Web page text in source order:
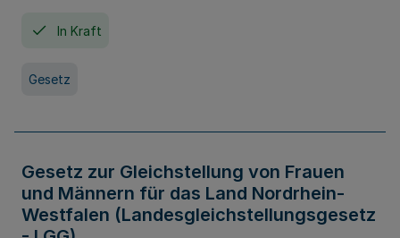
In Kraft
Gesetz
Gesetz zur Gleichstellung von Frauen
und Männern für das Land Nordrhein-
Westfalen (Landesgleichstellungsgesetz